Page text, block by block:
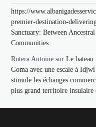
https://
premier-destination-
Sanctuary: Between
Communities
Rutera Antoine surLe
Goma avec une escale à
stimule les échanges
plus grand territoire insulaire